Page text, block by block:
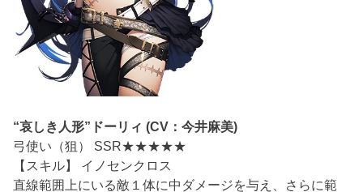
“哀しき人形”ドーリィ (CV：今井麻美)
弓使い（狙） SSR★★★★★
【スキル】 イノセンクロス
直線範囲上にいる敵１体に中ダメージを与え、さらに範